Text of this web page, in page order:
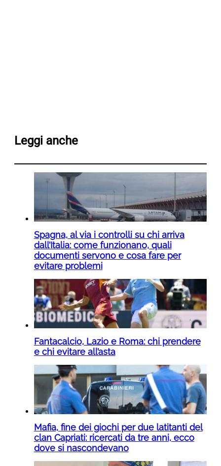
Leggi anche
Spagna, al via i controlli su chi arriva
dall’Italia: come funzionano, quali
documenti servono e cosa fare per
evitare problemi
Fantacalcio, Lazio e Roma: chi prendere
e chi evitare all’asta
Mafia, fine dei giochi per due latitanti del
clan Capriati: ricercati da tre anni, ecco
dove si nascondevano